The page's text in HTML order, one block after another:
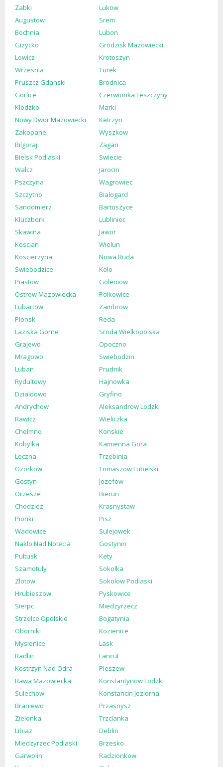
Zabki
Lukow
Augustow
Srem
Bochnia
Lubon
Gizycko
Grodzisk Mazowiecki
Lowicz
Krotoszyn
Wrzesnia
Turek
Pruszcz Gdanski
Brodnica
Gorlice
Czerwionka Leszczyny
Klodzko
Marki
Nowy Dwor Mazowiecki
Ketrzyn
Zakopane
Wyszkow
Bilgoraj
Zagan
Bielsk Podlaski
Swiecie
Walcz
Jarocin
Pszczyna
Wagrowiec
Szczytno
Bialogard
Sandomierz
Bartoszyce
Kluczbork
Lubliniec
Skawina
Jawor
Koscian
Wielun
Koscierzyna
Nowa Ruda
Swiebodzice
Kolo
Piastow
Goleniow
Ostrow Mazowiecka
Polkowice
Lubartow
Zambrow
Plonsk
Reda
Laziska Gorne
Sroda Wielkopolska
Grajewo
Opoczno
Mragowo
Swiebodzin
Luban
Prudnik
Rydultowy
Hajnowka
Dzialdowo
Gryfino
Andrychow
Aleksandrow Lodzki
Rawicz
Wieliczka
Chelmno
Konskie
Kobylka
Kamienna Gora
Leczna
Trzebinia
Ozorkow
Tomaszow Lubelski
Gostyn
Jozefow
Orzesze
Bierun
Chodziez
Krasnystaw
Pionki
Pisz
Wadowice
Sulejowek
Naklo Nad Notecia
Gostynin
Pultusk
Kety
Szamotuly
Sokolka
Zlotow
Sokolow Podlaski
Hrubieszow
Pyskowice
Sierpc
Miedzyrzecz
Strzelce Opolskie
Bogatynia
Oborniki
Kozienice
Myslenice
Lask
Radlin
Lancut
Kostrzyn Nad Odra
Pleszew
Rawa Mazowiecka
Konstantynow Lodzki
Sulechow
Konstancin Jeziorna
Braniewo
Przasnysz
Zielonka
Trzcianka
Libiaz
Deblin
Miedzyrzec Podlaski
Brzesko
Garwolin
Radzionkow